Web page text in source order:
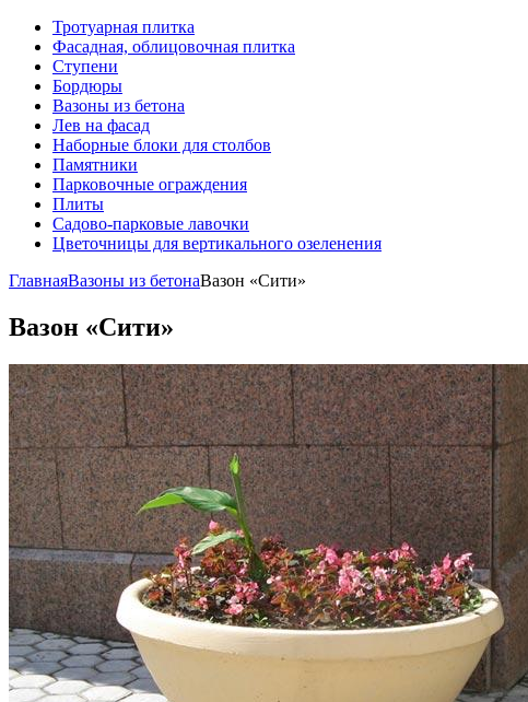
Тротуарная плитка
Фасадная, облицовочная плитка
Ступени
Бордюры
Вазоны из бетона
Лев на фасад
Наборные блоки для столбов
Памятники
Парковочные ограждения
Плиты
Садово-парковые лавочки
Цветочницы для вертикального озеленения
ГлавнаяВазоны из бетонаВазон «Сити»
Вазон «Сити»